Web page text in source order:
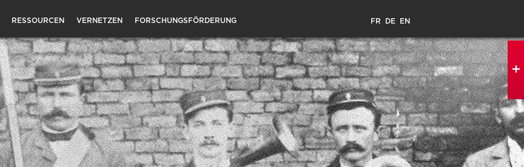
RESSOURCEN VERNETZEN FORSCHUNGSFÖRDERUNG FR DE EN